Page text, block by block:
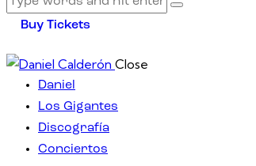
Buy Tickets
Close
Daniel
Los Gigantes
Discografía
Conciertos